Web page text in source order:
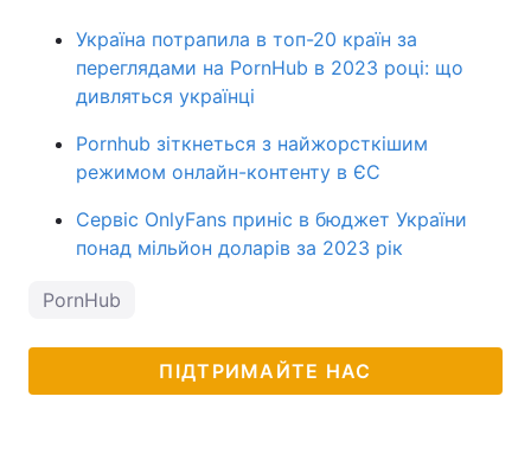
Україна потрапила в топ-20 країн за
переглядами на PornHub в 2023 році: що
дивляться українці
Pornhub зіткнеться з найжорсткішим
режимом онлайн-контенту в ЄС
Сервіс OnlyFans приніс в бюджет України
понад мільйон доларів за 2023 рік
PornHub
ПІДТРИМАЙТЕ НАС